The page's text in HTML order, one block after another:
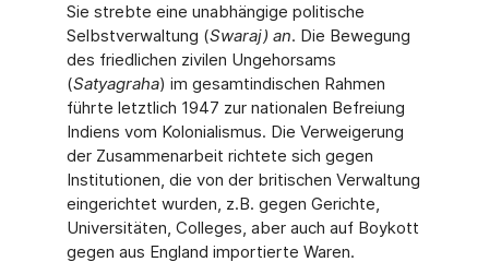
Sie strebte eine unabhängige politische
Selbstverwaltung (Swaraj) an. Die Bewegung
des friedlichen zivilen Ungehorsams
(Satyagraha) im gesamtindischen Rahmen
führte letztlich 1947 zur nationalen Befreiung
Indiens vom Kolonialismus. Die Verweigerung
der Zusammenarbeit richtete sich gegen
Institutionen, die von der britischen Verwaltung
eingerichtet wurden, z.B. gegen Gerichte,
Universitäten, Colleges, aber auch auf Boykott
gegen aus England importierte Waren.